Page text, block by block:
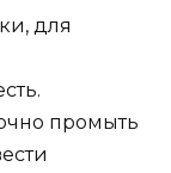
для
промыть